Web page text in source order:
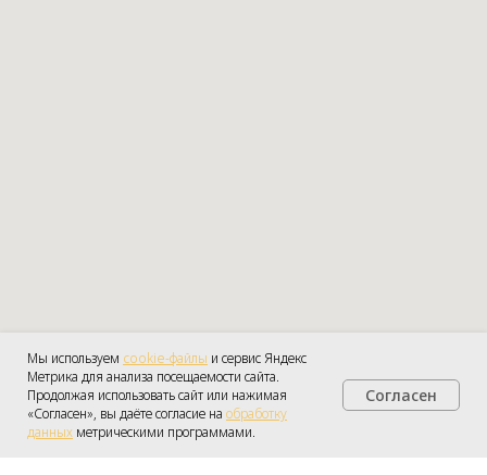
Мы используем cookie-файлы и сервис Яндекс
Метрика для анализа посещаемости сайта.
Продолжая использовать сайт или нажимая
«Согласен», вы даёте согласие на обработку
данных метрическими программами.
Согласен
Получить консультацию